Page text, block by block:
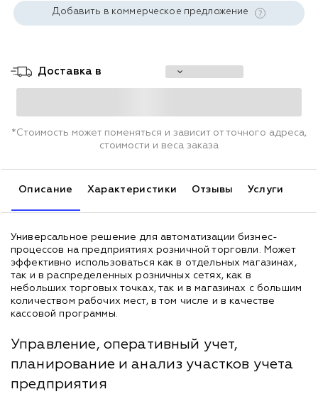
Добавить в коммерческое предложение
Доставка в
*Стоимость может поменяться и зависит от точного адреса,
стоимости и веса заказа
Описание Характеристики Отзывы Услуги
Универсальное решение для автоматизации бизнес-
процессов на предприятиях розничной торговли. Может
эффективно использоваться как в отдельных магазинах,
так и в распределенных розничных сетях, как в
небольших торговых точках, так и в магазинах с большим
количеством рабочих мест, в том числе и в качестве
кассовой программы.
Управление, оперативный учет,
планирование и анализ участков учета
предприятия